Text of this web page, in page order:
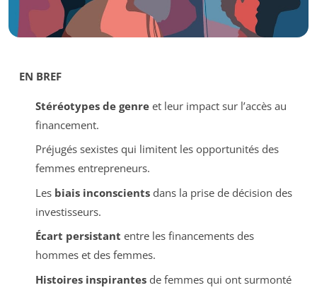
EN BREF
Stéréotypes de genreet leur impact sur l’accès au
financement.
Préjugés sexistes qui limitent les opportunités des
femmes entrepreneurs.
Les biais inconscientsdans la prise de décision des
investisseurs.
Écart persistant entre les financements des
hommes et des femmes.
Histoires inspirantesde femmes qui ont surmonté